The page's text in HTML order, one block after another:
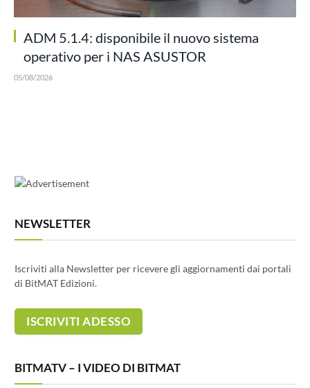
ADM 5.1.4: disponibile il nuovo sistema
operativo per i NAS ASUSTOR
05/08/2026
NEWSLETTER
Iscriviti alla Newsletter per ricevere gli aggiornamenti dai portali
di BitMAT Edizioni.
BITMATV – I VIDEO DI BITMAT